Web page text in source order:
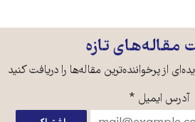
مقاله‌های تازه
از پرخواننده‌ترین مقاله‌ها را دریافت کنید
آدرس ایمیل *